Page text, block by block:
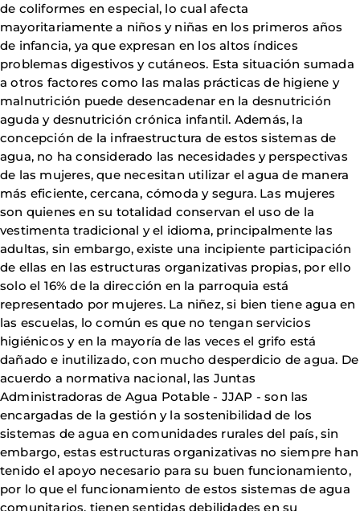
de coliformes en especial, lo cual afecta
mayoritariamente a niños y niñas en los primeros años
de infancia, ya que expresan en los altos índices
problemas digestivos y cutáneos. Esta situación sumada
a otros factores como las malas prácticas de higiene y
malnutrición puede desencadenar en la desnutrición
aguda y desnutrición crónica infantil. Además, la
concepción de la infraestructura de estos sistemas de
agua, no ha considerado las necesidades y perspectivas
de las mujeres, que necesitan utilizar el agua de manera
más eficiente, cercana, cómoda y segura. Las mujeres
son quienes en su totalidad conservan el uso de la
vestimenta tradicional y el idioma, principalmente las
adultas, sin embargo, existe una incipiente participación
de ellas en las estructuras organizativas propias, por ello
solo el 16% de la dirección en la parroquia está
representado por mujeres. La niñez, si bien tiene agua en
las escuelas, lo común es que no tengan servicios
higiénicos y en la mayoría de las veces el grifo está
dañado e inutilizado, con mucho desperdicio de agua. De
acuerdo a normativa nacional, las Juntas
Administradoras de Agua Potable - JJAP - son las
encargadas de la gestión y la sostenibilidad de los
sistemas de agua en comunidades rurales del país, sin
embargo, estas estructuras organizativas no siempre han
tenido el apoyo necesario para su buen funcionamiento,
por lo que el funcionamiento de estos sistemas de agua
comunitarios, tienen sentidas debilidades en su